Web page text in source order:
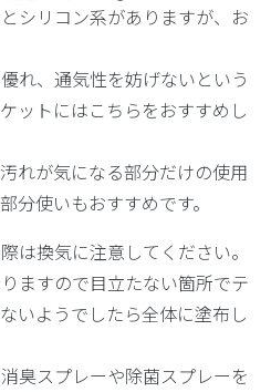
シリコン系がありますが、お
れ、通気性を妨げないという
ットにはこちらをおすすめし
れが気になる部分だけの使用
分使いもおすすめです。
は換気に注意してください。
ますので目立たない箇所でテ
いようでしたら全体に塗布し
臭スプレーや除菌スプレーを